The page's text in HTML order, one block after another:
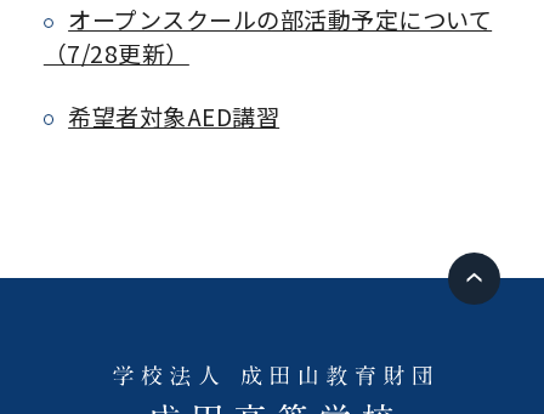
オープンスクールの部活動予定について
（7/28更新）
希望者対象AED講習